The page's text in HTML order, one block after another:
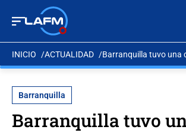
INICIO ACTUALIDAD Barranquilla tuvo una
Barranquilla
Barranquilla tuvo